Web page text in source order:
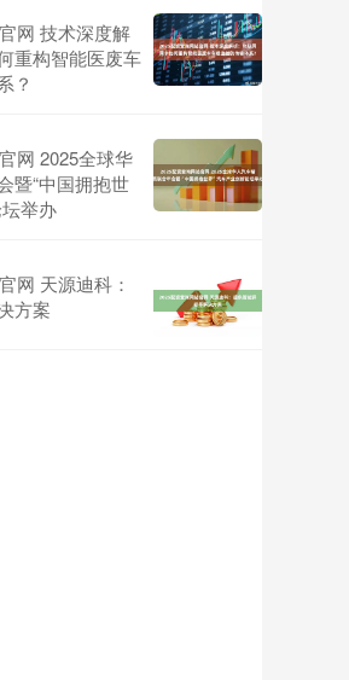
网 技术深度解
重构智能医废车
？
网 2025全球华
暨“中国拥抱世
举办
网 天源迪科：
方案